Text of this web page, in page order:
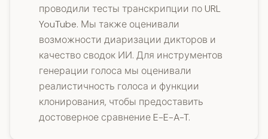
проводили тесты транскрипции по URL
YouTube. Мы также оценивали
возможности диаризации дикторов и
качество сводок ИИ. Для инструментов
генерации голоса мы оценивали
реалистичность голоса и функции
клонирования, чтобы предоставить
достоверное сравнение E-E-A-T.